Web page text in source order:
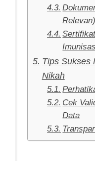
Relevan)
Tips Sukses
Nikah
Cek
Data